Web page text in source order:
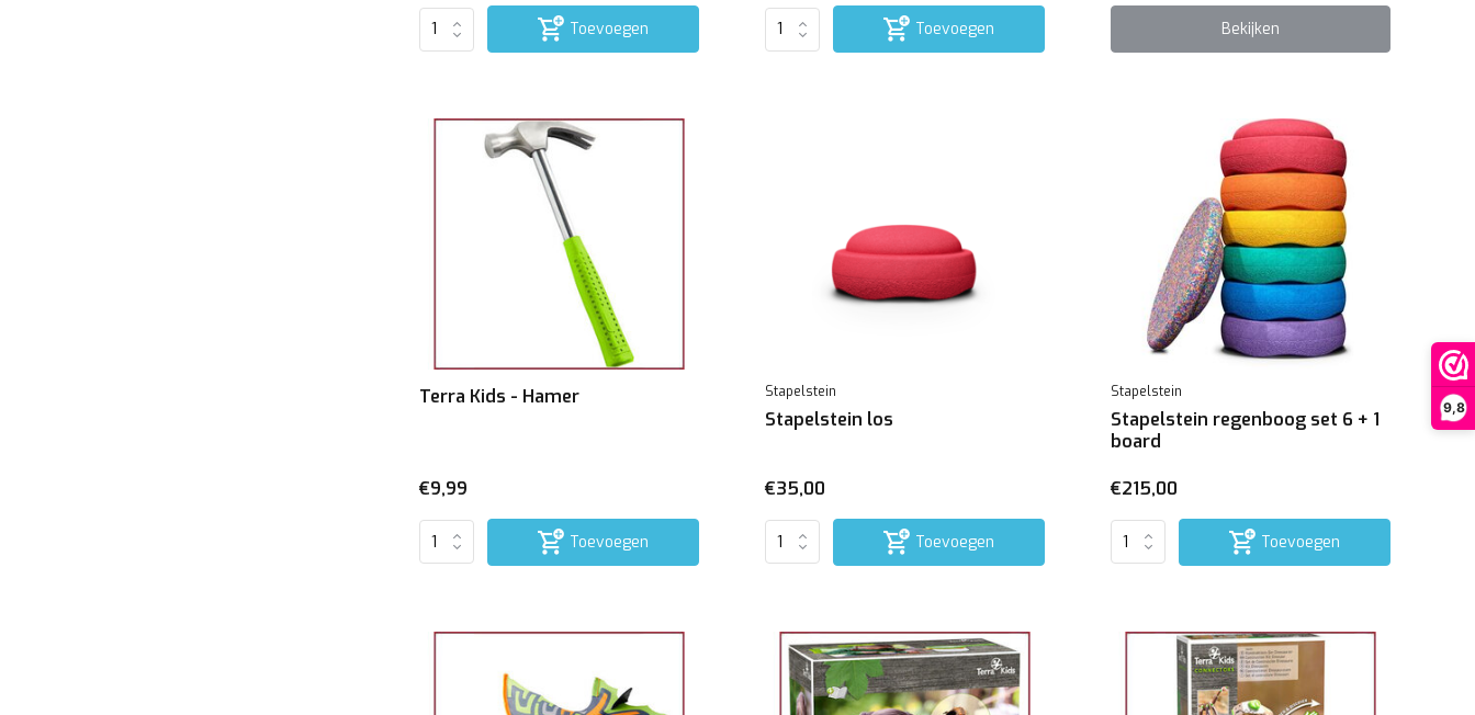
9,8
Toevoegen Toevoegen Bekijken
Terra Kids - Hamer
€9,99
Toevoegen
Stapelstein
Stapelstein los
€35,00
Toevoegen
Stapelstein
Stapelstein regenboog set 6 + 1
board
€215,00
Toevoegen